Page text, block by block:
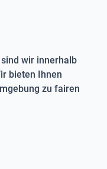
wir innerhalb
bieten Ihnen
zu fairen